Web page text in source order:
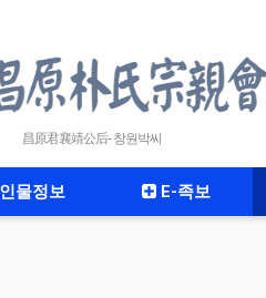
昌原君襄靖公后- 창원박씨
물정보 E-족보